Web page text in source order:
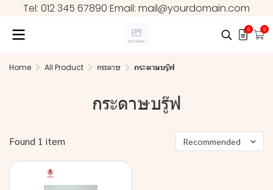
Tel: 012 345 67890 Email: mail@yourdomain.com
0 0
Home All Product กระดาษ กระดาษบรู๊ฟ
กระดาษบรู๊ฟ
Found 1 item Recommended